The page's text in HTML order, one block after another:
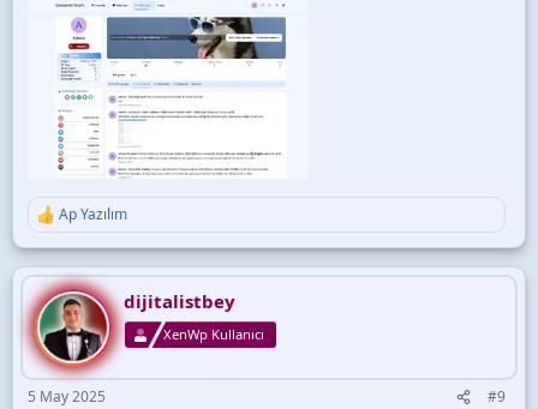
T
k
i
l
e
r
:
Ap Yazılım
dijitalistbey
XenWp Kullanıcı
5 May 2025 #9